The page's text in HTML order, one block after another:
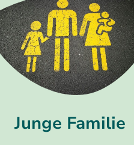
Junge Familie